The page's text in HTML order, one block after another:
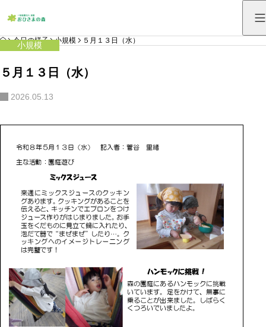
HOME
今日の様子 小規模 ５月１３日（水）
小規模
５月１３日（水）
2026.05.13